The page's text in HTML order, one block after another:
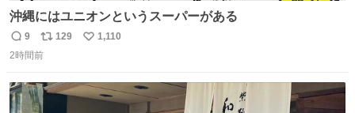
沖縄にはユニオンというスーパーがある
返
信
9
リ
ポ
ト
数
129
い
数
1,110
2時間前